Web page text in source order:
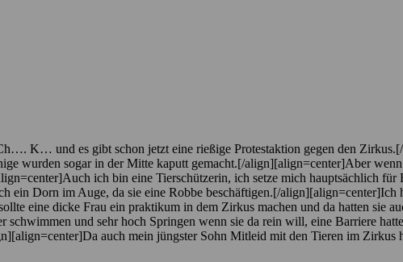
K… und es gibt schon jetzt eine rießige Protestaktion gegen den
wurden sogar in der Mitte kaputt gemacht.[/align][align=center]Aber
ich bin eine Tierschützerin, ich setze mich hauptsächlich
ein Dorn im Auge, da sie eine Robbe beschäftigen.[/align][align=center]Ich
eine dicke Frau ein praktikum in dem Zirkus machen und da hatten sie
schwimmen und sehr hoch Springen wenn sie da rein will, eine Barriere
auch mein jüngster Sohn Mitleid mit den Tieren im Zirkus